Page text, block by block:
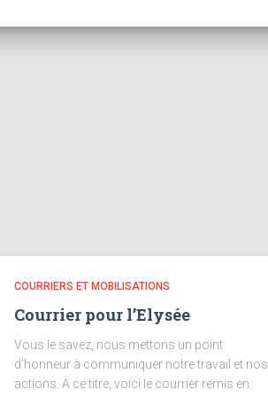
COURRIERS ET MOBILISATIONS
Courrier pour l’Elysée
Vous le savez, nous mettons un point
d’honneur à communiquer notre travail et nos
actions. A ce titre, voici le courrier remis en